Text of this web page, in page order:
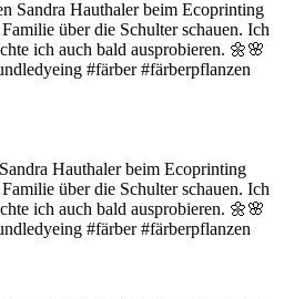
Hauthaler beim Ecoprinting
über die Schulter schauen. Ich
ich auch bald ausprobieren. 🌼🌸
#färber #färberpflanzen